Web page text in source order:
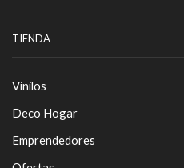
TIENDA
Vinilos
Deco Hogar
Emprendedores